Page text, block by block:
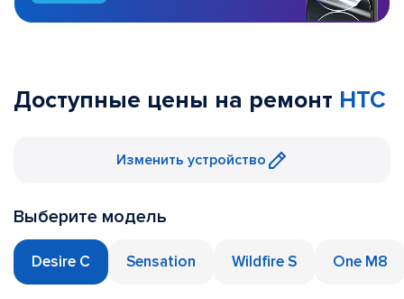
Доступные цены на ремонт HTC
Изменить устройство
Выберите модель
Desire C Sensation Wildfire S One M8